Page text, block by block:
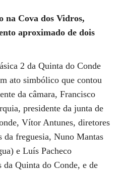
na Cova dos Vidros,
aproximado de dois
2 da Quinta do Conde
ato simbólico que contou
da câmara, Francisco
presidente da junta de
Vítor Antunes, diretores
da freguesia, Nuno Mantas
e Luís Pacheco
da Quinta do Conde, e de